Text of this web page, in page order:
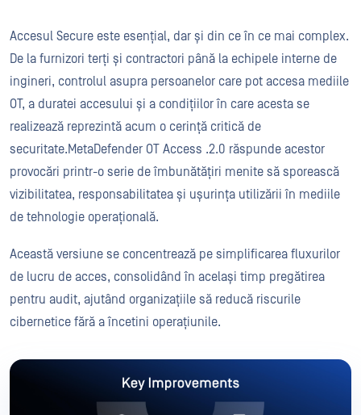
Accesul Secure este esențial, dar și din ce în ce mai complex.
De la furnizori terți și contractori până la echipele interne de
ingineri, controlul asupra persoanelor care pot accesa mediile
OT, a duratei accesului și a condițiilor în care acesta se
realizează reprezintă acum o cerință critică de
securitate.MetaDefender OT Access .2.0 răspunde acestor
provocări printr-o serie de îmbunătățiri menite să sporească
vizibilitatea, responsabilitatea și ușurința utilizării în mediile
de tehnologie operațională.
Această versiune se concentrează pe simplificarea fluxurilor
de lucru de acces, consolidând în același timp pregătirea
pentru audit, ajutând organizațiile să reducă riscurile
cibernetice fără a încetini operațiunile.